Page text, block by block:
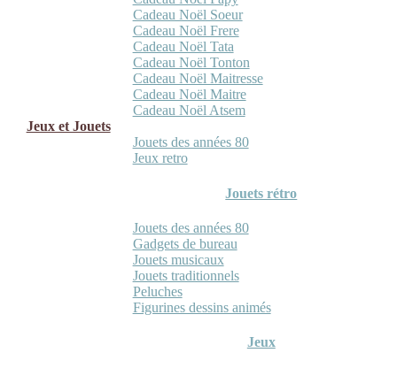
Cadeau Noël Soeur
Cadeau Noël Frere
Cadeau Noël Tata
Cadeau Noël Tonton
Cadeau Noël Maitresse
Cadeau Noël Maitre
Cadeau Noël Atsem
Jeux et Jouets
Jouets des années 80
Jeux retro
Jouets rétro
Jouets des années 80
Gadgets de bureau
Jouets musicaux
Jouets traditionnels
Peluches
Figurines dessins animés
Jeux